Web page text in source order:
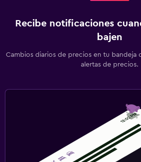
Recibe notificaciones
bajen
Cambios diarios de precios en tu bandeja
alertas de precios.